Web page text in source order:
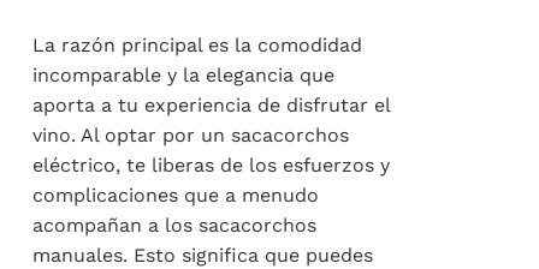
La razón principal es la comodidad
incomparable y la elegancia que
aporta a tu experiencia de disfrutar el
vino. Al optar por un sacacorchos
eléctrico, te liberas de los esfuerzos y
complicaciones que a menudo
acompañan a los sacacorchos
manuales. Esto significa que puedes